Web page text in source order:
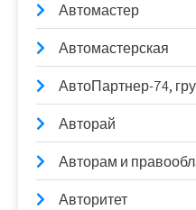
Автомастер
Автомастерская
АвтоПартнер-74,
Авторай
Авторам и
Авторитет